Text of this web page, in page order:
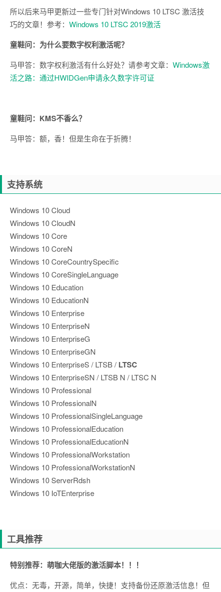
所以后来马甲更新过一些专门针对Windows 10 LTSC 激活技
巧的文章！参考： Windows 10 LTSC 2019激活
童鞋问：为什么要数字权利激活呢？
马甲答：数字权利激活有什么好处？请参考文章： Windows激
活之路：通过HWIDGen申请永久数字许可证
童鞋问：KMS不香么？
马甲答：额，香！但是生命在于折腾！
支持系统
Windows 10 Cloud
Windows 10 CloudN
Windows 10 Core
Windows 10 CoreN
Windows 10 CoreCountrySpecific
Windows 10 CoreSingleLanguage
Windows 10 Education
Windows 10 EducationN
Windows 10 Enterprise
Windows 10 EnterpriseN
Windows 10 EnterpriseG
Windows 10 EnterpriseGN
Windows 10 EnterpriseS / LTSB / LTSC
Windows 10 EnterpriseSN / LTSB N / LTSC N
Windows 10 Professional
Windows 10 ProfessionalN
Windows 10 ProfessionalSingleLanguage
Windows 10 ProfessionalEducation
Windows 10 ProfessionalEducationN
Windows 10 ProfessionalWorkstation
Windows 10 ProfessionalWorkstationN
Windows 10 ServerRdsh
Windows 10 IoTEnterprise
工具推荐
特别推荐：萌咖大佬版的激活脚本！！！
优点：无毒，开源，简单，快捷！支持备份还原激活信息！但